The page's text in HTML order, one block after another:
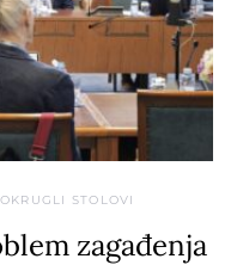
OKRUGLI STOLOVI
zagađenja